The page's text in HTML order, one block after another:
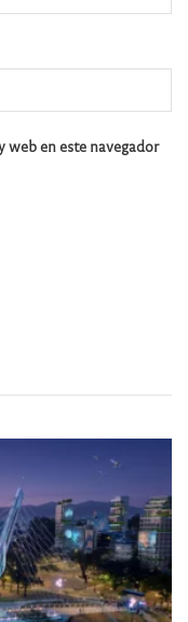
en este navegador